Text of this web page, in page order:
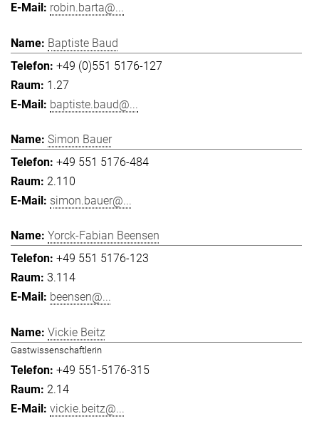
robin.barta@...
Baptiste Baud
+49 (0)551 5176-127
1.27
baptiste.baud@...
Simon Bauer
+49 551 5176-484
2.110
simon.bauer@...
Yorck-Fabian Beensen
+49 551 5176-123
3.114
beensen@...
Vickie Beitz
Gastwissenschaftlerin
+49 551-5176-315
2.14
vickie.beitz@...